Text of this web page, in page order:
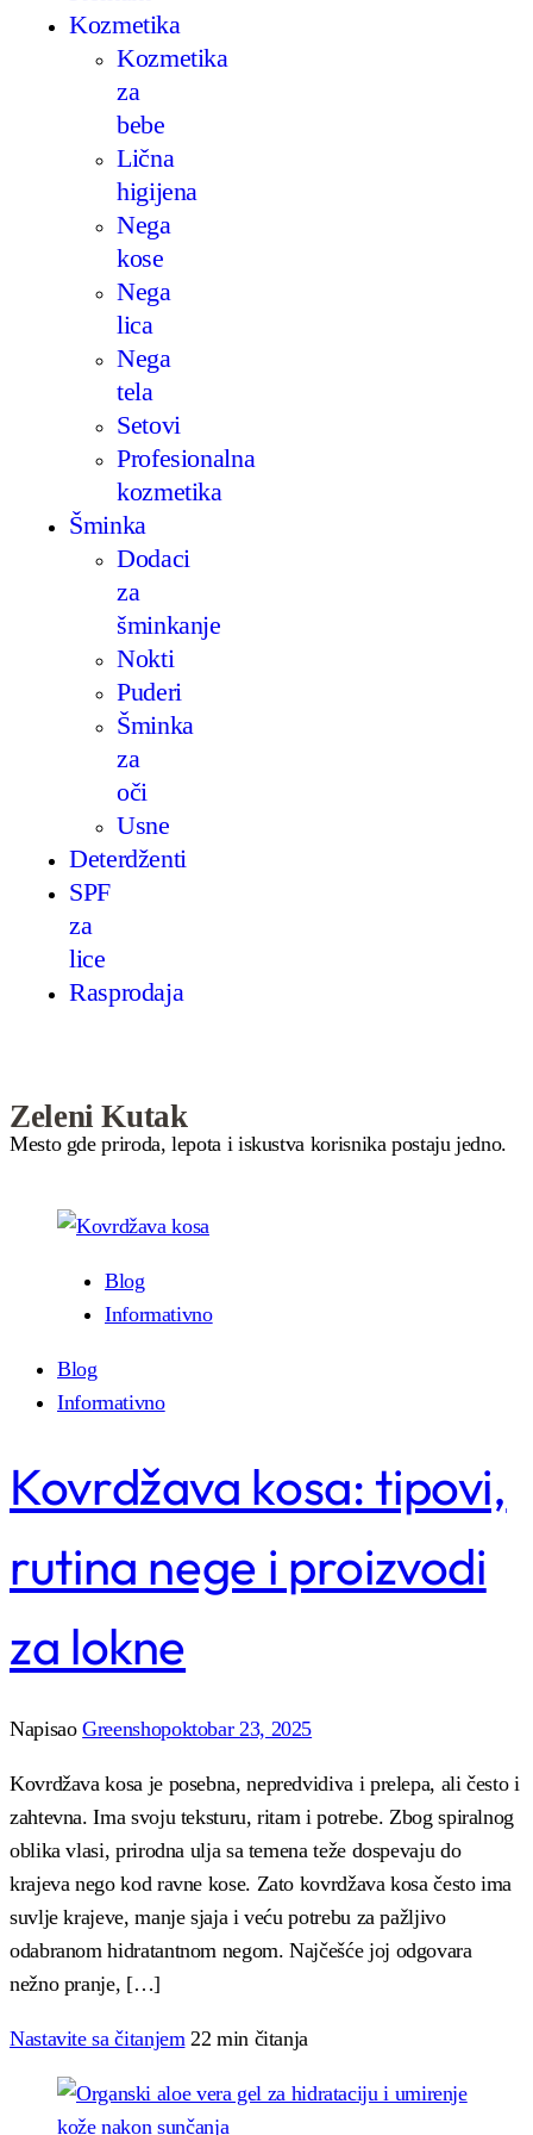
Kozmetika
Kozmetika
za
bebe
Lična
higijena
Nega
kose
Nega
lica
Nega
tela
Setovi
Profesionalna
kozmetika
Šminka
Dodaci
za
šminkanje
Nokti
Puderi
Šminka
za
oči
Usne
Deterdženti
SPF
za
lice
Rasprodaja
Zeleni Kutak
Mesto gde priroda, lepota i iskustva korisnika postaju jedno.
Blog
Informativno
Blog
Informativno
Kovrdžava kosa: tipovi,
rutina nege i proizvodi
za lokne
NapisaoGreenshopoktobar 23, 2025
Kovrdžava kosa je posebna, nepredvidiva i prelepa, ali često i
zahtevna. Ima svoju teksturu, ritam i potrebe. Zbog spiralnog
oblika vlasi, prirodna ulja sa temena teže dospevaju do
krajeva nego kod ravne kose. Zato kovrdžava kosa često ima
suvlje krajeve, manje sjaja i veću potrebu za pažljivo
odabranom hidratantnom negom. Najčešće joj odgovara
nežno pranje, […]
Nastavite sa čitanjem 22 min čitanja